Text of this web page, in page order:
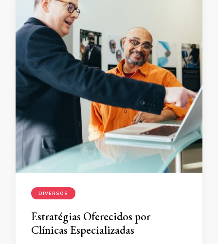
DIVERSOS
Estratégias Oferecidos por
Clínicas Especializadas